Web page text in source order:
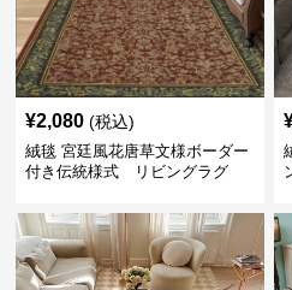
¥2,080 (税込)
絨毯 宮廷風花唐草文様ボーダー
付き伝統様式 リビングラグ